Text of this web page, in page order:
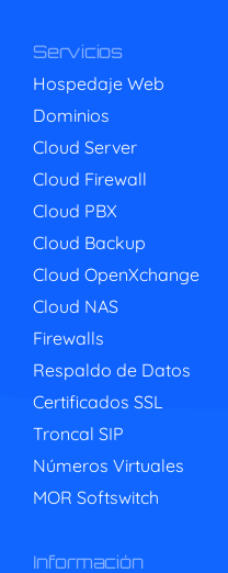
Servicios
Hospedaje Web
Dominios
Cloud Server
Cloud Firewall
Cloud PBX
Cloud Backup
Cloud OpenXchange
Cloud NAS
Firewalls
Respaldo de Datos
Certificados SSL
Troncal SIP
Números Virtuales
MOR Softswitch
Información